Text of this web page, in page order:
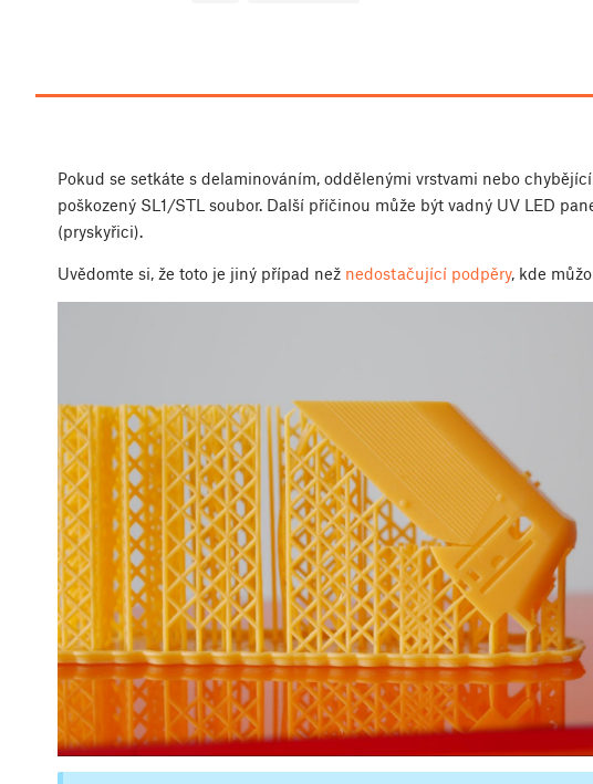
Pokud se setkáte s delaminováním, oddělenými vrstvami nebo
poškozený SL1/STL soubor. Další příčinou může být vadný UV LED
(pryskyřici).
Uvědomte si, že toto je jiný případ než nedostačující podpěry, kde